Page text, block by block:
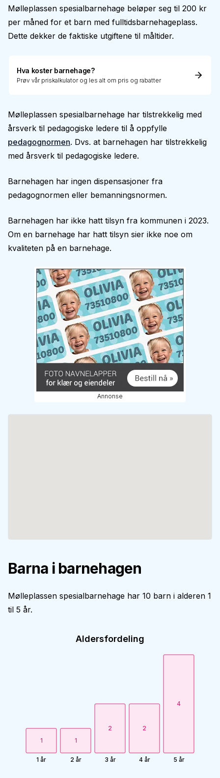
Mølleplassen spesialbarnehage beløper seg til 200 kr
per måned for et barn med fulltidsbarnehageplass.
Dette dekker de faktiske utgiftene til måltider.
Hva koster barnehage?
Prøv vår priskalkulator og les alt om pris og rabatter
Mølleplassen spesialbarnehage har tilstrekkelig med
årsverk til pedagogiske ledere til å oppfylle
pedagognormen. Dvs. at barnehagen har tilstrekkelig
med årsverk til pedagogiske ledere.
Barnehagen har ingen dispensasjoner fra
pedagognormen eller bemanningsnormen.
Barnehagen har ikke hatt tilsyn fra kommunen i 2023.
Om en barnehage har hatt tilsyn sier ikke noe om
kvaliteten på en barnehage.
Annonse
Barna i barnehagen
Mølleplassen spesialbarnehage har 10 barn i alderen 1
til 5 år.
Aldersfordeling
1
1 år
1
2 år
2
3 år
2
4 år
4
5 år